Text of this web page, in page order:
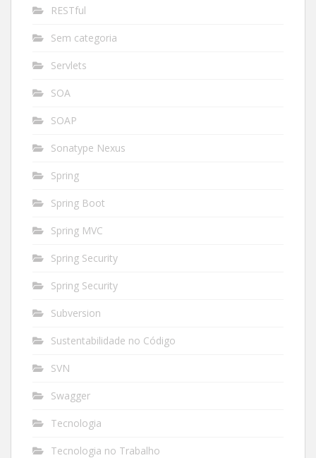
RESTful
Sem categoria
Servlets
SOA
SOAP
Sonatype Nexus
Spring
Spring Boot
Spring MVC
Spring Security
Spring Security
Subversion
Sustentabilidade no Código
SVN
Swagger
Tecnologia
Tecnologia no Trabalho